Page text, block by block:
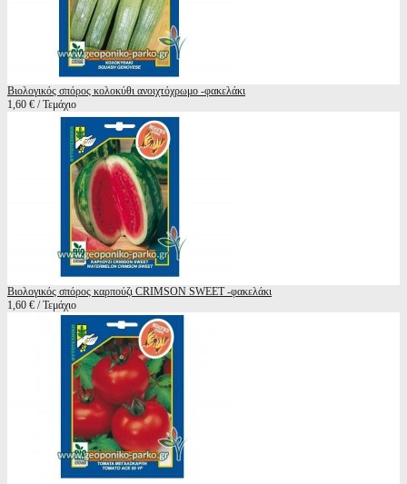
Βιολογικός σπόρος κολοκύθι ανοιχτόχρωμο -φακελάκι
1,60 € / Τεμάχιο
Βιολογικός σπόρος καρπούζι CRIMSON SWEET -φακελάκι
1,60 € / Τεμάχιο